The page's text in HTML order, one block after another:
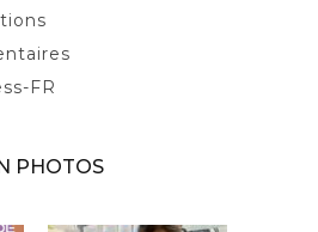
FR
PHOTOS